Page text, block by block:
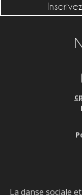
La danse sociale